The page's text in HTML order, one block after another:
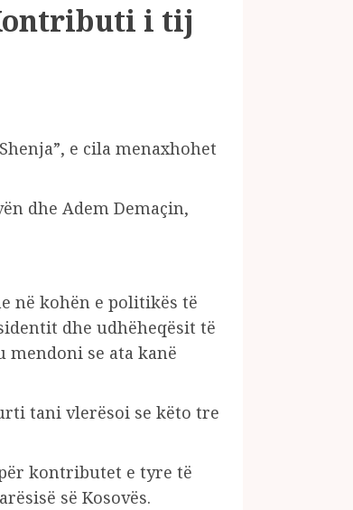
i tij
e cila menaxhohet
dhe Adem Demaçin,
në kohën e politikës të
dhe udhëheqësit të
mendoni se ata kanë
tani vlerësoi se këto tre
kontributet e tyre të
së Kosovës.